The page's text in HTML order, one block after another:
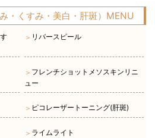
・くすみ・美白・肝斑）MENU
＞ リバースピール
＞ フレンチショットメソスキンリニ
ュー
＞ ピコレーザートーニング(肝斑)
＞ ライムライト